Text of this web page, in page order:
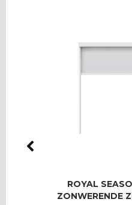
ROYAL
ZONWERENDE